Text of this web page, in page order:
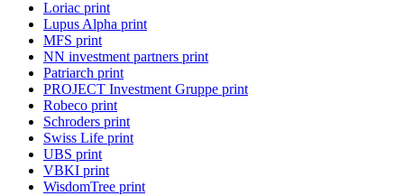
Loriac print
Lupus Alpha print
MFS print
NN investment partners print
Patriarch print
PROJECT Investment Gruppe print
Robeco print
Schroders print
Swiss Life print
UBS print
VBKI print
WisdomTree print